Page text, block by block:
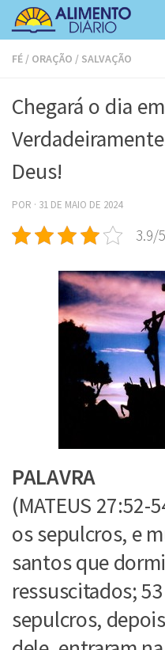
Skip to content
FÉ / ORAÇÃO / SALVAÇÃO
Chegará o dia
Deus!
POR · 31 DE MAIO DE 2024
3.9/
PALAVRA
(MATEUS 27:52-
os sepulcros, e
santos que
ressuscitados;
sepulcros,